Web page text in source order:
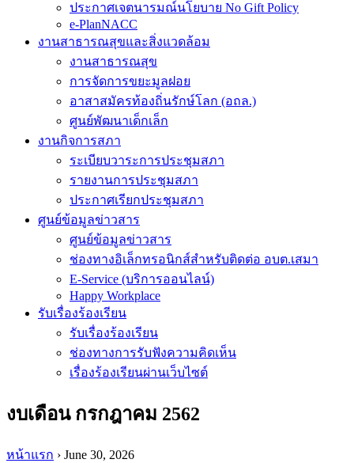
ประกาศเจตนารมณ์นโยบาย No Gift Policy
e-PlanNACC
งานสาธารณสุขและสิ่งแวดล้อม
งานสาธารณสุข
การจัดการขยะมูลฝอย
อาสาสมัครท้องถิ่นรักษ์โลก (อถล.)
ศูนย์พัฒนาเด็กเล็ก
งานกิจการสภา
ระเบียบวาระการประชุมสภา
รายงานการประชุมสภา
ประกาศเรียกประชุมสภา
ศูนย์ข้อมูลข่าวสาร
ศูนย์ข้อมูลข่าวสาร
ช่องทางอิเล็กทรอนิกส์สำหรับติดต่อ อบต.เสมา
E-Service (บริการออนไลน์)
Happy Workplace
รับเรื่องร้องเรียน
รับเรื่องร้องเรียน
ช่องทางการรับฟังความคิดเห็น
เรื่องร้องเรียนผ่านเว็บไซต์
งบเดือน กรกฎาคม 2562
หน้าแรก › June 30, 2026